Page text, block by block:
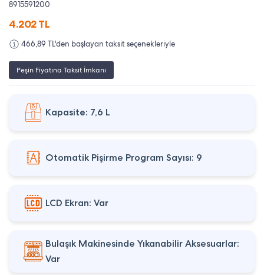
8915591200
4.202TL
466,89 TL'den başlayan taksit seçenekleriyle
Peşin Fiyatına Taksit İmkanı
Kapasite: 7,6 L
Otomatik Pişirme Program Sayısı: 9
LCD Ekran: Var
Bulaşık Makinesinde Yıkanabilir Aksesuarlar:
Var